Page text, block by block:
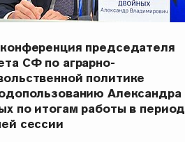
председателя
СФ по аграрно-
политике
Александра
по итогам работы в период
сессии